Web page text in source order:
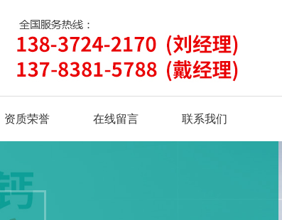
资质荣誉 在线留言 联系我们